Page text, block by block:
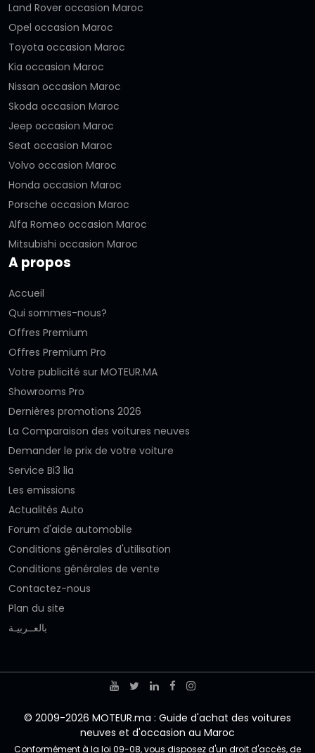
Land Rover occasion Maroc
Opel occasion Maroc
Toyota occasion Maroc
Kia occasion Maroc
Nissan occasion Maroc
Skoda occasion Maroc
Jeep occasion Maroc
Seat occasion Maroc
Volvo occasion Maroc
Honda occasion Maroc
Porsche occasion Maroc
Alfa Romeo occasion Maroc
Mitsubishi occasion Maroc
A propos
Accueil
Qui sommes-nous?
Offres Premium
Offres Premium Pro
Votre publicité sur MOTEUR.MA
Showrooms Pro
Dernières promotions 2026
La Comparaison des voitures neuves
Demander le prix de votre voiture
Service Bi3 lia
Les emissions
Actualités Auto
Forum d'aide automobile
Conditions générales d'utilisation
Conditions générales de vente
Contactez-nous
Plan du site
بالعــربيـة
© 2009-2026 MOTEUR.ma : Guide d'achat des voitures
neuves et d'occasion au Maroc
Conformément à la loi 09-08, vous disposez d'un droit d'accès, de